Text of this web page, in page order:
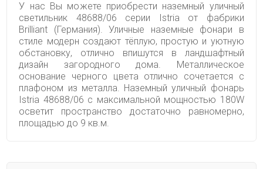
У нас Вы можете приобрести наземный уличный
светильник 48688/06 серии Istria от фабрики
Brilliant (Германия). Уличные наземные фонари в
стиле модерн создают тёплую, простую и уютную
обстановку, отлично впишутся в ландшафтный
дизайн загородного дома. Металлическое
основание черного цвета отлично сочетается с
плафоном из металла. Наземный уличный фонарь
Istria 48688/06 с максимальной мощностью 180W
осветит пространство достаточно равномерно,
площадью до 9 кв.м.